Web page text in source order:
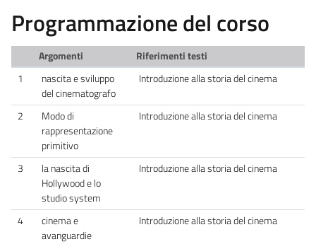
Programmazione del corso
Argomenti
Riferimenti testi
1
nascita e sviluppo
del cinematografo
Introduzione alla storia del cinema
2
Modo di
rappresentazione
primitivo
Introduzione alla storia del cinema
3
la nascita di
Hollywood e lo
studio system
Introduzione alla storia del cinema
4
cinema e
avanguardie
Introduzione alla storia del cinema